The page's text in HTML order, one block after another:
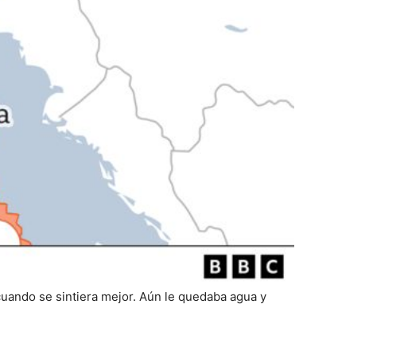
se sintiera mejor. Aún le quedaba agua y